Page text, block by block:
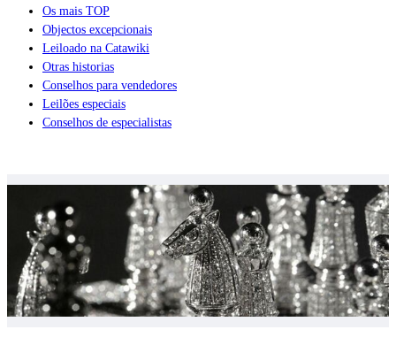
Os mais TOP
Objectos excepcionais
Leiloado na Catawiki
Otras historias
Conselhos para vendedores
Leilões especiais
Conselhos de especialistas